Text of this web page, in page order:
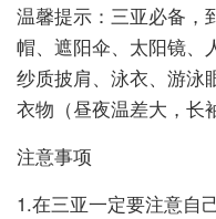
温馨提示：三亚必备，
帽、遮阳伞、太阳镜、
纱质披肩、泳衣、游泳
衣物（昼夜温差大，长
注意事项
1.在三亚一定要注意自